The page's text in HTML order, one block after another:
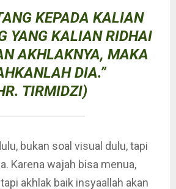
KEPADA KALIAN
YANG KALIAN RIDHAI
AKHLAKNYA, MAKA
DIA.”
TIRMIDZI)
bukan soal visual dulu, tapi
Karena wajah bisa menua,
akhlak baik insyaallah akan